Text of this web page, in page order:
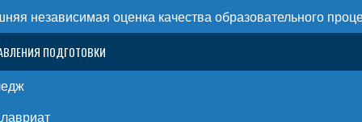
независимая оценка качества образовательного
ПОДГОТОВКИ